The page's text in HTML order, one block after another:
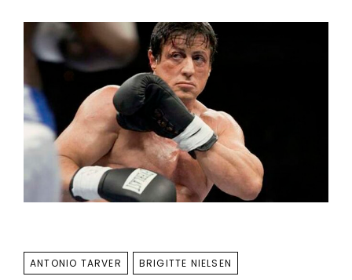
TAGS
ANTONIO TARVER BRIGITTE NIELSEN